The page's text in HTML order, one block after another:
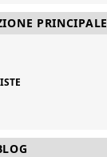
PRINCIPALE